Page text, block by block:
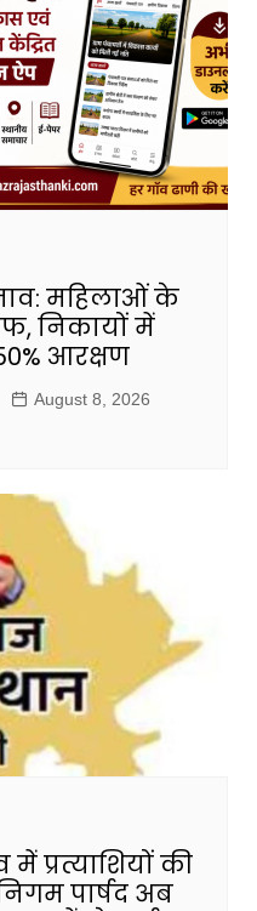
महिलाओं के
निकायों में
आरक्षण
August 8, 2026
प्रत्याशियों की
पार्षद अब